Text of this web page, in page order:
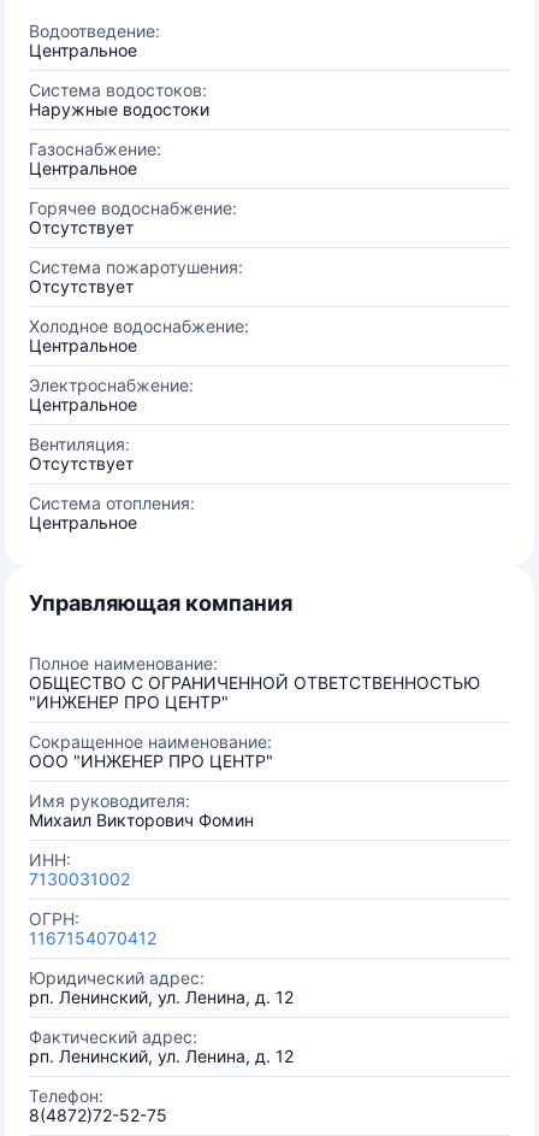
Водоотведение:
Центральное
Система водостоков:
Наружные водостоки
Газоснабжение:
Центральное
Горячее водоснабжение:
Отсутствует
Система пожаротушения:
Отсутствует
Холодное водоснабжение:
Центральное
Электроснабжение:
Центральное
Вентиляция:
Отсутствует
Система отопления:
Центральное
Управляющая компания
Полное наименование:
ОБЩЕСТВО С ОГРАНИЧЕННОЙ ОТВЕТСТВЕННОСТЬЮ
"ИНЖЕНЕР ПРО ЦЕНТР"
Сокращенное наименование:
ООО "ИНЖЕНЕР ПРО ЦЕНТР"
Имя руководителя:
Михаил Викторович Фомин
ИНН:
7130031002
ОГРН:
1167154070412
Юридический адрес:
рп. Ленинский, ул. Ленина, д. 12
Фактический адрес:
рп. Ленинский, ул. Ленина, д. 12
Телефон:
8(4872)72-52-75